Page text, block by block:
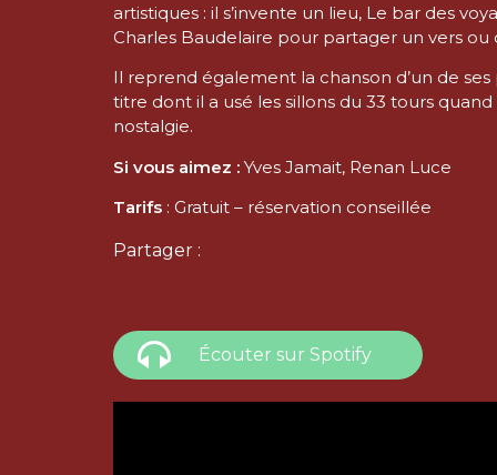
artistiques : il s’invente un lieu, Le bar des
Charles Baudelaire pour partager un vers ou
Il reprend également la chanson d’un de
titre dont il a usé les sillons du 33 tours
nostalgie.
Si vous aimez : Yves Jamait, Renan Luce
Tarifs : Gratuit – réservation conseillée
Partager :
Écouter sur Spotify